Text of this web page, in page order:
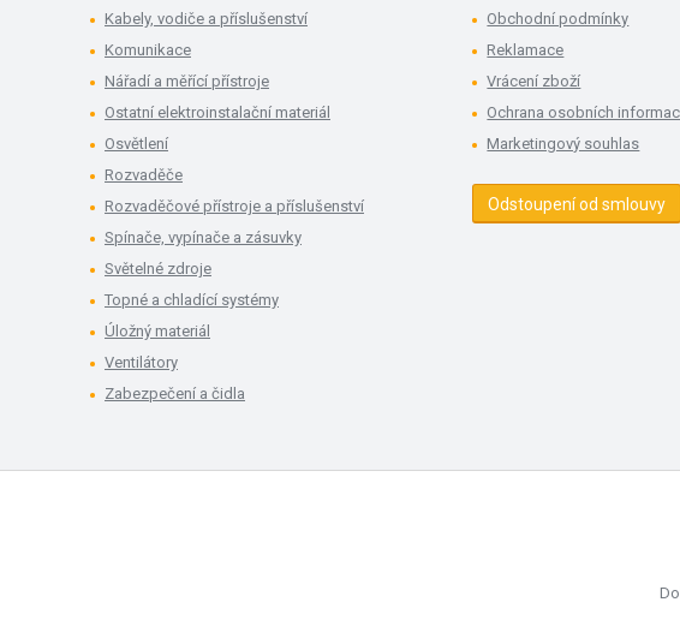
Kabely, vodiče a příslušenství
Komunikace
Nářadí a měřící přístroje
Ostatní elektroinstalační materiál
Osvětlení
Rozvaděče
Rozvaděčové přístroje a příslušenství
Spínače, vypínače a zásuvky
Světelné zdroje
Topné a chladící systémy
Úložný materiál
Ventilátory
Zabezpečení a čidla
Obchodní podmínky
Reklamace
Vrácení zboží
Ochrana osobních
Marketingový souhlas
Odstoupení od smlouvy